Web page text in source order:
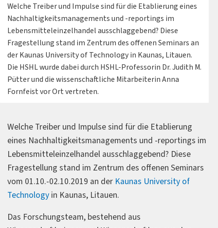
Welche Treiber und Impulse sind für die Etablierung eines
Nachhaltigkeitsmanagements und -reportings im
Lebensmitteleinzelhandel ausschlaggebend? Diese
Fragestellung stand im Zentrum des offenen Seminars an
der Kaunas University of Technology in Kaunas, Litauen.
Die HSHL wurde dabei durch HSHL-Professorin Dr. Judith M.
Pütter und die wissenschaftliche Mitarbeiterin Anna
Fornfeist vor Ort vertreten.
Welche Treiber und Impulse sind für die Etablierung
eines Nachhaltigkeitsmanagements und -reportings im
Lebensmitteleinzelhandel ausschlaggebend? Diese
Fragestellung stand im Zentrum des offenen Seminars
vom 01.10.-02.10.2019 an der Kaunas University of
Technology in Kaunas, Litauen.
Das Forschungsteam, bestehend aus